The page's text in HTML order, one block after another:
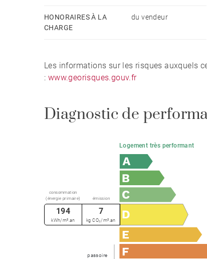
HONORAIRES À LA
CHARGE
du vendeur
Les informations sur les risques auxquels
: www.georisques.gouv.fr
Diagnostic de
Logement très performant
passoire
consommation
(énergie primaire)
émission
194
kWh/m².an
7
kg CO₂/m².an